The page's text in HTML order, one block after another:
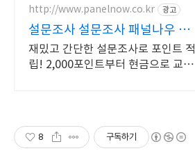
http://www.panelnow.co.kr 광고
설문조사 설문조사 패널나우 새
로운 설문이 도착했어요!
재밌고 간단한 설문조사로 포인트 적
립! 2,000포인트부터 현금으로 교환!
8 구독하기